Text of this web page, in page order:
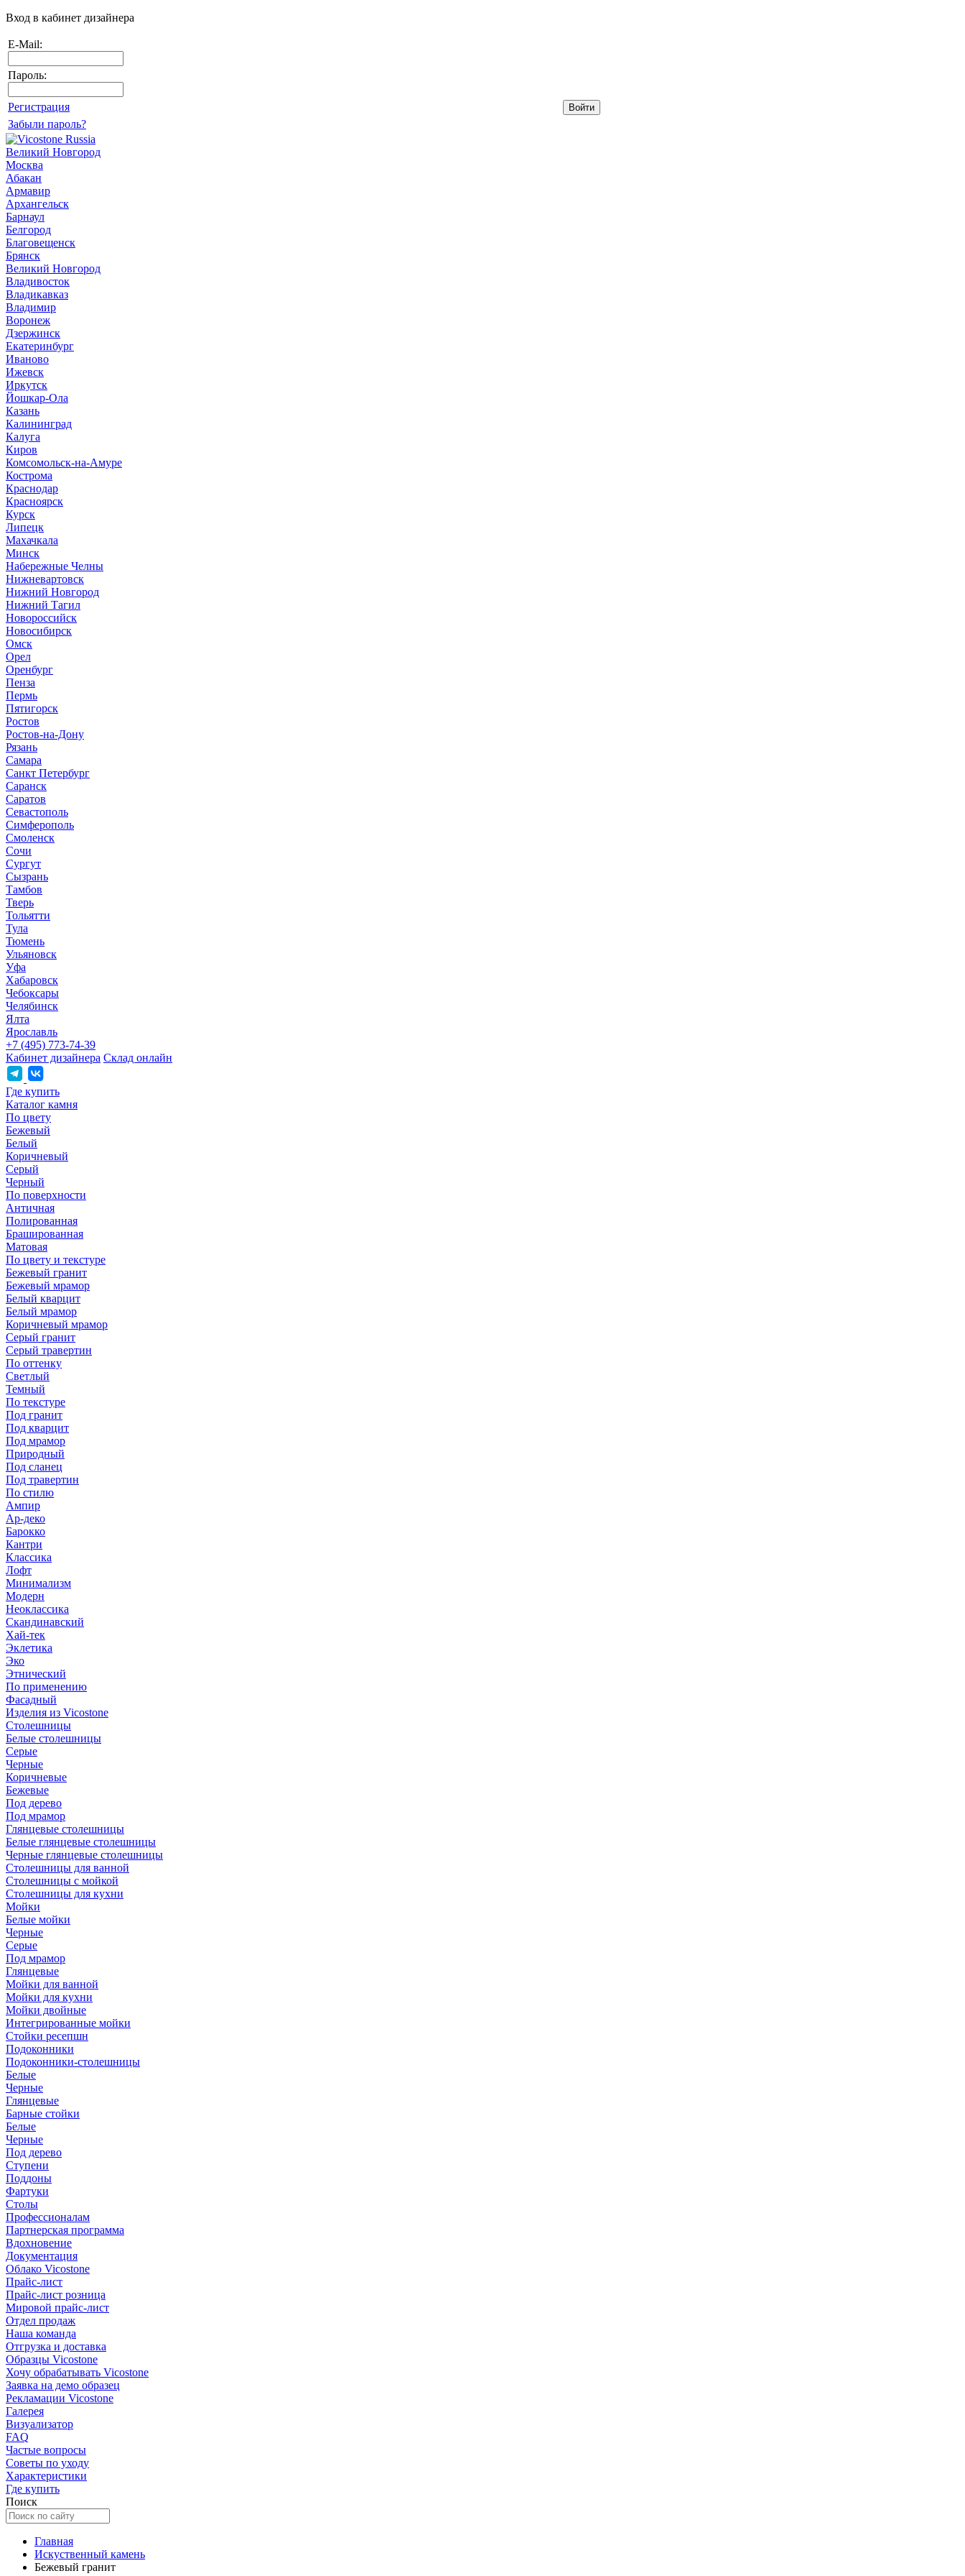
Вход в кабинет дизайнера
E-Mail:
Пароль:
Регистрация
Забыли пароль?
Великий Новгород
Москва
Абакан
Армавир
Архангельск
Барнаул
Белгород
Благовещенск
Брянск
Великий Новгород
Владивосток
Владикавказ
Владимир
Воронеж
Дзержинск
Екатеринбург
Иваново
Ижевск
Иркутск
Йошкар-Ола
Казань
Калининград
Калуга
Киров
Комсомольск-на-Амуре
Кострома
Краснодар
Красноярск
Курск
Липецк
Махачкала
Минск
Набережные Челны
Нижневартовск
Нижний Новгород
Нижний Тагил
Новороссийск
Новосибирск
Омск
Орел
Оренбург
Пенза
Пермь
Пятигорск
Ростов
Ростов-на-Дону
Рязань
Самара
Санкт Петербург
Саранск
Саратов
Севастополь
Симферополь
Смоленск
Сочи
Сургут
Сызрань
Тамбов
Тверь
Тольятти
Тула
Тюмень
Ульяновск
Уфа
Хабаровск
Чебоксары
Челябинск
Ялта
Ярославль
+7 (495) 773-74-39
Кабинет дизайнера Склад онлайн
Где купить
Каталог камня
По цвету
Бежевый
Белый
Коричневый
Серый
Черный
По поверхности
Античная
Полированная
Брашированная
Матовая
По цвету и текстуре
Бежевый гранит
Бежевый мрамор
Белый кварцит
Белый мрамор
Коричневый мрамор
Серый гранит
Серый травертин
По оттенку
Светлый
Темный
По текстуре
Под гранит
Под кварцит
Под мрамор
Природный
Под сланец
Под травертин
По стилю
Ампир
Ар-деко
Барокко
Кантри
Классика
Лофт
Минимализм
Модерн
Неоклассика
Скандинавский
Хай-тек
Эклетика
Эко
Этнический
По применению
Фасадный
Изделия из Vicostone
Столешницы
Белые столешницы
Серые
Черные
Коричневые
Бежевые
Под дерево
Под мрамор
Глянцевые столешницы
Белые глянцевые столешницы
Черные глянцевые столешницы
Столешницы для ванной
Столешницы с мойкой
Столешницы для кухни
Мойки
Белые мойки
Черные
Серые
Под мрамор
Глянцевые
Мойки для ванной
Мойки для кухни
Мойки двойные
Интегрированные мойки
Стойки ресепшн
Подоконники
Подоконники-столешницы
Белые
Черные
Глянцевые
Барные стойки
Белые
Черные
Под дерево
Ступени
Поддоны
Фартуки
Столы
Профессионалам
Партнерская программа
Вдохновение
Документация
Облако Vicostone
Прайс-лист
Прайс-лист розница
Мировой прайс-лист
Отдел продаж
Наша команда
Отгрузка и доставка
Образцы Vicostone
Хочу обрабатывать Vicostone
Заявка на демо образец
Рекламации Vicostone
Галерея
Визуализатор
FAQ
Частые вопросы
Советы по уходу
Характеристики
Где купить
Поиск
Главная
Искуственный камень
Бежевый гранит